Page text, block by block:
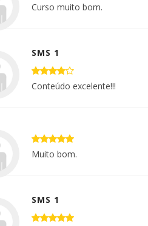
Curso muito bom.
SMS 1
Conteúdo excelente!!!
Muito bom.
SMS 1